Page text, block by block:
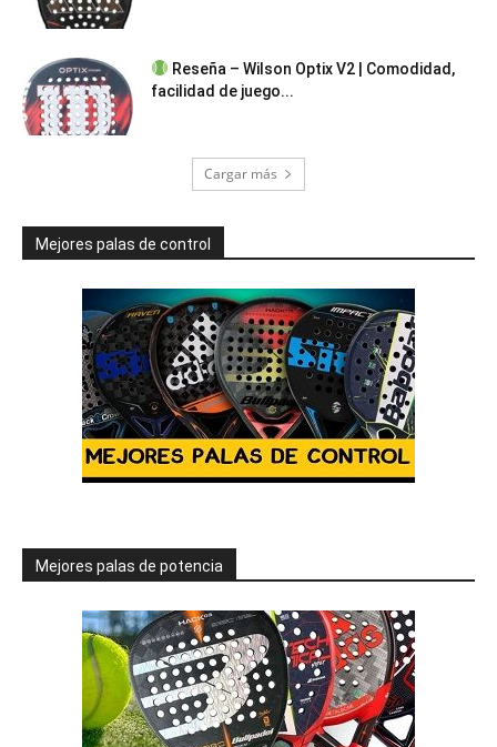
Reseña – Wilson Optix V2 | Comodidad,
facilidad de juego...
Cargar más
Mejores palas de control
Mejores palas de potencia